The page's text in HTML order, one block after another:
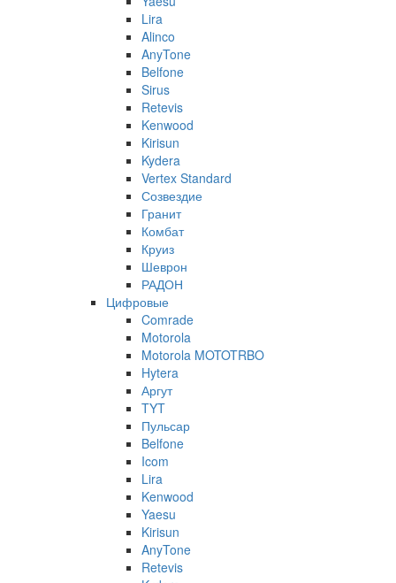
Lira
Alinco
AnyTone
Belfone
Sirus
Retevis
Kenwood
Kirisun
Kydera
Vertex Standard
Созвездие
Гранит
Комбат
Круиз
Шеврон
РАДОН
Цифровые
Comrade
Motorola
Motorola MOTOTRBO
Hytera
Аргут
TYT
Пульсар
Belfone
Icom
Lira
Kenwood
Yaesu
Kirisun
AnyTone
Retevis